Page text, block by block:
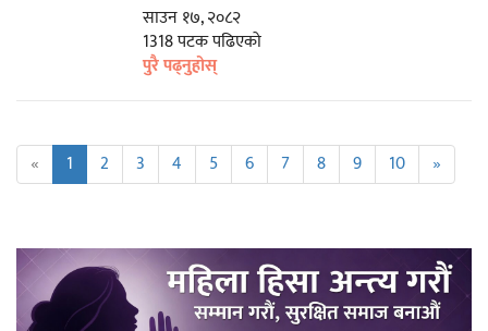
साउन १७, २०८२
1318 पटक पढिएको
पुरै पढ्नुहोस्
« 1 2 3 4 5 6 7 8 9 10 »